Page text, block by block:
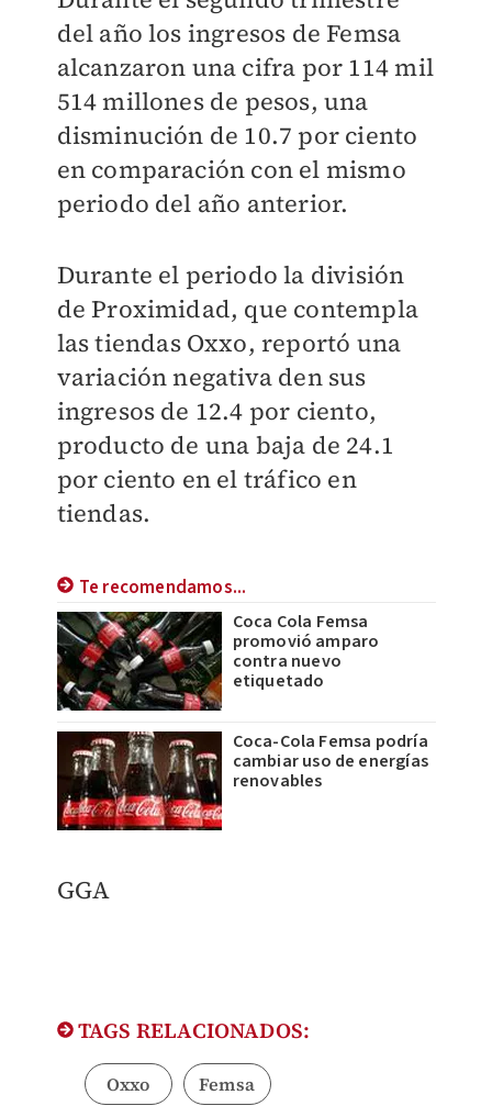
del año los ingresos de Femsa
alcanzaron una cifra por 114 mil
514 millones de pesos, una
disminución de 10.7 por ciento
en comparación con el mismo
periodo del año anterior.
Durante el periodo la división
de Proximidad, que contempla
las tiendas Oxxo, reportó una
variación negativa den sus
ingresos de 12.4 por ciento,
producto de una baja de 24.1
por ciento en el tráfico en
tiendas.
Te recomendamos...
Coca Cola Femsa
promovió amparo
contra nuevo
etiquetado
Coca-Cola Femsa podría
cambiar uso de energías
renovables
GGA
TAGS RELACIONADOS:
Oxxo Femsa